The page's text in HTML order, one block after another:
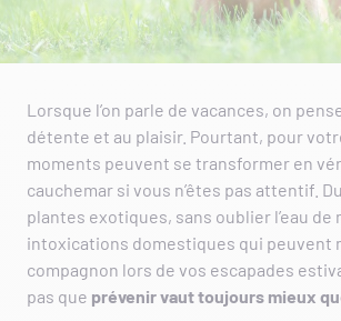
Lorsque l’on parle de vacances, on
détente et au plaisir. Pourtant, pour
moments peuvent se transformer en
cauchemar si vous n’êtes pas attentif.
plantes exotiques, sans oublier l’eau de
intoxications domestiques qui peuvent
compagnon lors de vos escapades
pas que prévenir vaut toujours mieux